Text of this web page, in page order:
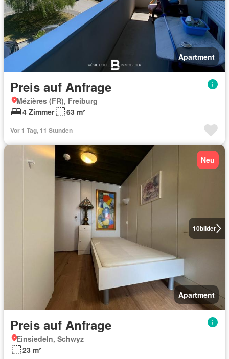
Apartment
Preis auf Anfrage
Mézières (FR), Freiburg
4 Zimmer
63 m²
Vor 1 Tag, 11 Stunden
10bilder
Neu
Apartment
Preis auf Anfrage
Einsiedeln, Schwyz
23 m²